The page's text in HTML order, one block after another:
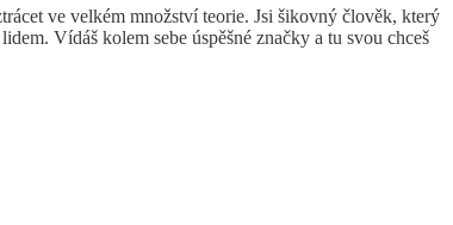
ve velkém množství teorie. Jsi šikovný člověk, který
Vídáš kolem sebe úspěšné značky a tu svou chceš